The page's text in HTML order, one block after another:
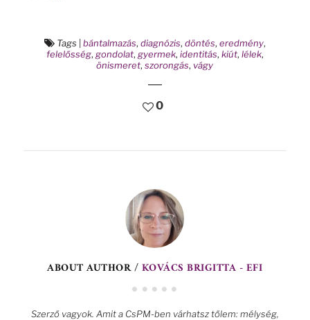
Tags bántalmazás, diagnózis, döntés, eredmény,
felelősség, gondolat, gyermek, identitás, kiút, lélek,
önismeret,szorongás, vágy
0
ABOUT AUTHOR /KOVÁCS BRIGITTA - EFI
Szerző vagyok. Amit a CsPM-ben várhatsz tőlem: mélység,